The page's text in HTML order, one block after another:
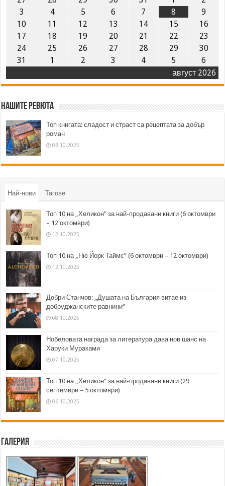
август 2026
3
4 5 6 7 8
9
10
11 12 13 14 15
16
17
18 19 20 21 22
23
24
25 26 27 28 29
30
31
1 2 3 4 5 6
Нашите ревюта
Топ книгата: сладост и страст са рецептата за добър
роман
03.10.2025
Най-нови Тагове
Топ 10 на „Хеликон” за най-продавани книги (6 октомври
– 12 октомври)
12.10.2025
Топ 10 на „Ню Йорк Таймс” (6 октомври – 12 октомври)
12.10.2025
Добри Станчов: „Душата на България витае из
добруджанските равнини“
08.10.2025
Нобеловата награда за литература дава нов шанс на
Харуки Мураками
07.10.2025
Топ 10 на „Хеликон” за най-продавани книги (29
септември – 5 октомври)
06.10.2025
Галерия